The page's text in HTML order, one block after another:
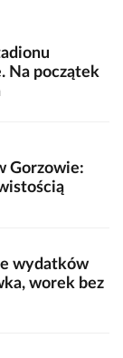
Na początek
Gorzowie:
wydatków
worek bez